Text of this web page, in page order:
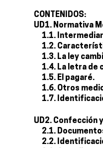
CONTENIDOS:
UD1. Normativa
1.1.
1.2.
1.3. La ley
1.4. La letra de
1.5. El pagaré.
1.6. Otros
1.7.
UD2. Confección
2.1.
2.2.